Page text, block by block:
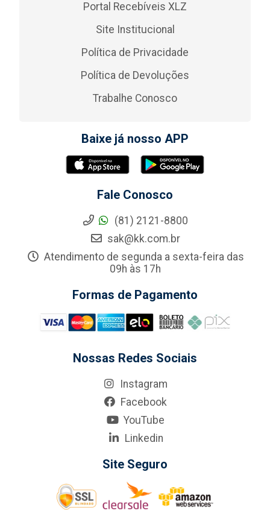
Portal Recebíveis XLZ
Site Institucional
Política de Privacidade
Política de Devoluções
Trabalhe Conosco
Baixe já nosso APP
Fale Conosco
(81) 2121-8800
sak@kk.com.br
Atendimento de segunda a sexta-feira das
09h às 17h
Formas de Pagamento
Nossas Redes Sociais
Instagram
Facebook
YouTube
Linkedin
Site Seguro